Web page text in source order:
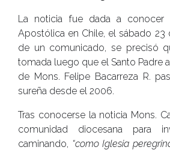
La noticia fue dada a conocer
Apostólica en Chile, el sábado 23
de un comunicado, se precisó
tomada luego que el Santo Padre
de Mons. Felipe Bacarreza R.
sureña desde el 2006.
Tras conocerse la noticia Mons.
comunidad diocesana para
caminando, “como Iglesia